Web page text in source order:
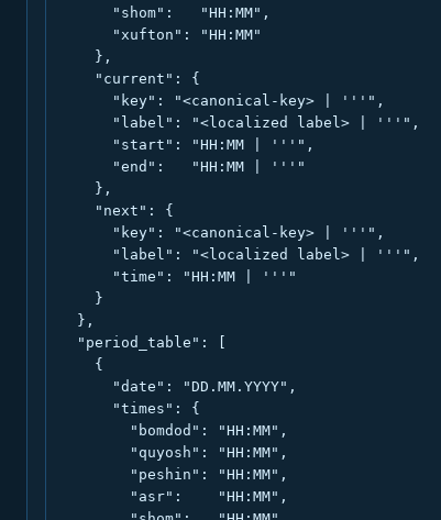
      "shom":   "HH:MM",
      "xufton": "HH:MM"
    },
    "current": {
      "key": "<canonical-key> | '''",
      "label": "<localized label> | '''",
      "start": "HH:MM | '''",
      "end":   "HH:MM | '''"
    },
    "next": {
      "key": "<canonical-key> | '''",
      "label": "<localized label> | '''",
      "time": "HH:MM | '''"
    }
  },
  "period_table": [
    {
      "date": "DD.MM.YYYY",
      "times": {
        "bomdod": "HH:MM",
        "quyosh": "HH:MM",
        "peshin": "HH:MM",
        "asr":    "HH:MM",